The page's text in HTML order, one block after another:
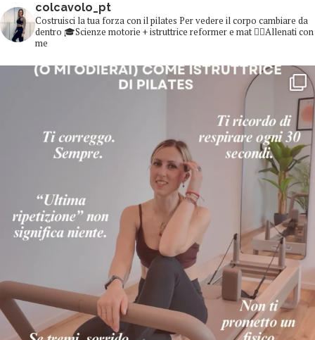
colcavolo_pt
Costruisci la tua forza con il pilates Per vedere il corpo cambiare da
dentro 🎓Scienze motorie + istruttrice reformer e mat 👇🏻Allenati con
me